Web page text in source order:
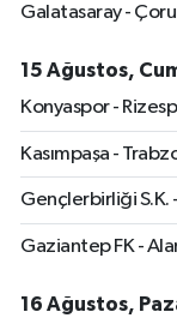
Galatasaray -
15 Ağustos,
Konyaspor -
Kasımpaşa -
Gençlerbirliği S.K.
Gaziantep FK -
16 Ağustos,